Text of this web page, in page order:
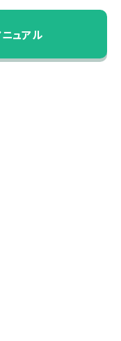
ュアル